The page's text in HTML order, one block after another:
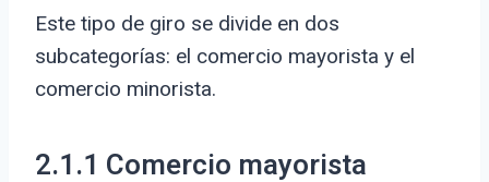
Este tipo de giro se divide en dos
subcategorías: el comercio mayorista y el
comercio minorista.
2.1.1 Comercio mayorista